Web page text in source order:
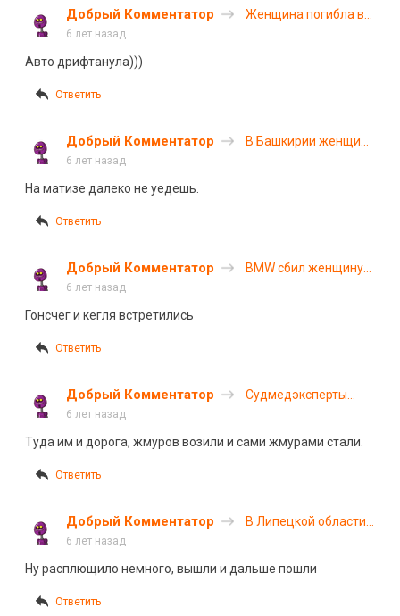
Добрый Комментатор
Женщина погибла в
6 лет назад
Авто дрифтанула)))
Ответить
Добрый Комментатор
В Башкирии женщина
6 лет назад
На матизе далеко не уедешь.
Ответить
Добрый Комментатор
BMW сбил женщину
6 лет назад
Гонсчег и кегля встретились
Ответить
Добрый Комментатор
Судмедэксперты
6 лет назад
Туда им и дорога, жмуров возили и сами жмурами стали.
Ответить
Добрый Комментатор
В Липецкой области
6 лет назад
Ну расплющило немного, вышли и дальше пошли
Ответить